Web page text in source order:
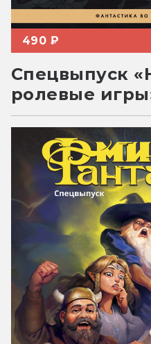
490 ₽
Спецвыпуск
ролевые